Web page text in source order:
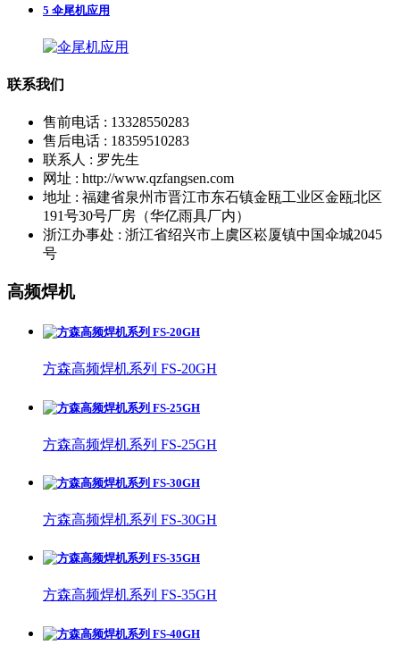
5 伞尾机应用
联系我们
售前电话 : 13328550283
售后电话 : 18359510283
联系人 : 罗先生
网址 : http://www.qzfangsen.com
地址 : 福建省泉州市晋江市东石镇金瓯工业区金瓯北区
191号30号厂房（华亿雨具厂内）
浙江办事处 : 浙江省绍兴市上虞区崧厦镇中国伞城2045
号
高频焊机
方森高频焊机系列 FS-20GH
方森高频焊机系列 FS-25GH
方森高频焊机系列 FS-30GH
方森高频焊机系列 FS-35GH